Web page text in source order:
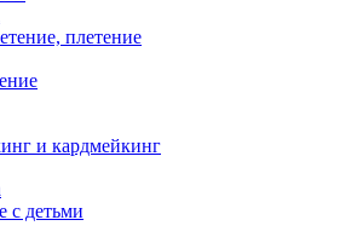
плетение
и кардмейкинг
с детьми